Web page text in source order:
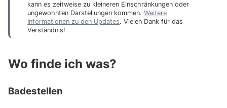
kann es zeitweise zu kleineren Einschränkungen oder
ungewohnten Darstellungen kommen. Weitere
Informationen zu den Updates. Vielen Dank für das
Verständnis!
Wo finde ich was?
Badestellen